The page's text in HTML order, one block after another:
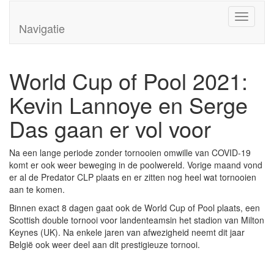
Toggle
Navigatie
World Cup of Pool 2021:
Kevin Lannoye en Serge
Das gaan er vol voor
Na een lange periode zonder tornooien omwille van COVID-19
komt er ook weer beweging in de poolwereld. Vorige maand vond
er al de Predator CLP plaats en er zitten nog heel wat tornooien
aan te komen.
Binnen exact 8 dagen gaat ook de World Cup of Pool plaats, een
Scottish double tornooi voor landenteamsin het stadion van Milton
Keynes (UK). Na enkele jaren van afwezigheid neemt dit jaar
België ook weer deel aan dit prestigieuze tornooi.